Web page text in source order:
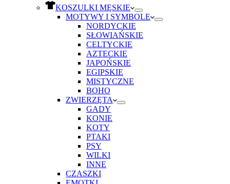
KOSZULKI MĘSKIE
MOTYWY I SYMBOLE
NORDYCKIE
SŁOWIAŃSKIE
CELTYCKIE
AZTECKIE
JAPOŃSKIE
EGIPSKIE
MISTYCZNE
BOHO
ZWIERZĘTA
GADY
KONIE
KOTY
PTAKI
PSY
WILKI
INNE
CZASZKI